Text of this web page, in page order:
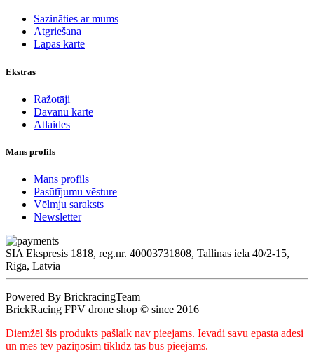
Sazināties ar mums
Atgriešana
Lapas karte
Ekstras
Ražotāji
Dāvanu karte
Atlaides
Mans profils
Mans profils
Pasūtījumu vēsture
Vēlmju saraksts
Newsletter
SIA Ekspresis 1818, reg.nr. 40003731808, Tallinas iela 40/2-15,
Riga, Latvia
Powered By BrickracingTeam
BrickRacing FPV drone shop © since 2016
Diemžēl šis produkts pašlaik nav pieejams. Ievadi savu epasta adesi
un mēs tev paziņosim tiklīdz tas būs pieejams.